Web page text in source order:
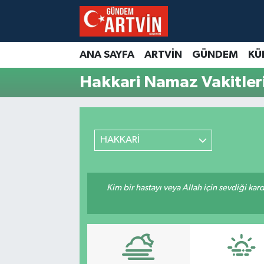
ANA SAYFA ARTVİN GÜNDEM
Hakkari Namaz
HAKKARİ
Kim bir hastayı veya Allah için sevdiği